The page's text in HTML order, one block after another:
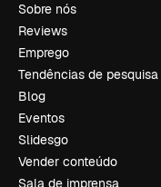
Sobre nós
Reviews
Emprego
Tendências de pesquisa
Blog
Eventos
Slidesgo
Vender conteúdo
Sala de imprensa